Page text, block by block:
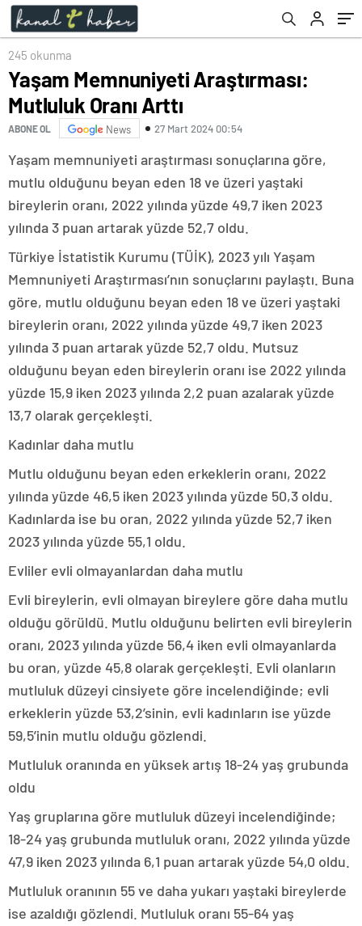
245 okunma
Yaşam Memnuniyeti Araştırması:
Mutluluk Oranı Arttı
ABONE OL News 27 Mart 2024 00:54
Yaşam memnuniyeti araştırması sonuçlarına göre,
mutlu olduğunu beyan eden 18 ve üzeri yaştaki
bireylerin oranı, 2022 yılında yüzde 49,7 iken 2023
yılında 3 puan artarak yüzde 52,7 oldu.
Türkiye İstatistik Kurumu (TÜİK), 2023 yılı Yaşam
Memnuniyeti Araştırması’nın sonuçlarını paylaştı. Buna
göre, mutlu olduğunu beyan eden 18 ve üzeri yaştaki
bireylerin oranı, 2022 yılında yüzde 49,7 iken 2023
yılında 3 puan artarak yüzde 52,7 oldu. Mutsuz
olduğunu beyan eden bireylerin oranı ise 2022 yılında
yüzde 15,9 iken 2023 yılında 2,2 puan azalarak yüzde
13,7 olarak gerçekleşti.
Kadınlar daha mutlu
Mutlu olduğunu beyan eden erkeklerin oranı, 2022
yılında yüzde 46,5 iken 2023 yılında yüzde 50,3 oldu.
Kadınlarda ise bu oran, 2022 yılında yüzde 52,7 iken
2023 yılında yüzde 55,1 oldu.
Evliler evli olmayanlardan daha mutlu
Evli bireylerin, evli olmayan bireylere göre daha mutlu
olduğu görüldü. Mutlu olduğunu belirten evli bireylerin
oranı, 2023 yılında yüzde 56,4 iken evli olmayanlarda
bu oran, yüzde 45,8 olarak gerçekleşti. Evli olanların
mutluluk düzeyi cinsiyete göre incelendiğinde; evli
erkeklerin yüzde 53,2’sinin, evli kadınların ise yüzde
59,5’inin mutlu olduğu gözlendi.
Mutluluk oranında en yüksek artış 18-24 yaş grubunda
oldu
Yaş gruplarına göre mutluluk düzeyi incelendiğinde;
18-24 yaş grubunda mutluluk oranı, 2022 yılında yüzde
47,9 iken 2023 yılında 6,1 puan artarak yüzde 54,0 oldu.
Mutluluk oranının 55 ve daha yukarı yaştaki bireylerde
ise azaldığı gözlendi. Mutluluk oranı 55-64 yaş